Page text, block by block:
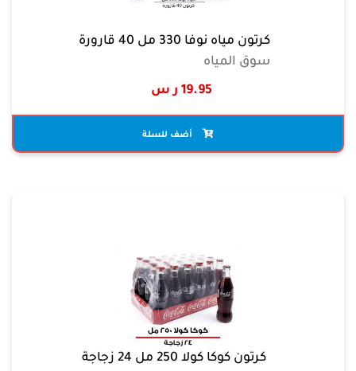
كرتون مياه نوفا 330 مل 40 قارورة
سوق المياه
19.95 ر س
أضف للسلة
كرتون كوكا كولا 250 مل 24 زجاجة